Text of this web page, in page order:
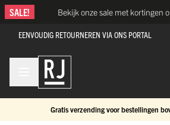
Ga naar de inhoud
SALE! Bekijk onze sale met kortingen
EENVOUDIG RETOURNEREN VIA ONS PORTAL
Gratis verzending voor bestellingen